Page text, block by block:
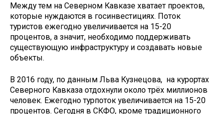
Между тем на Северном Кавказе хватает проектов,
которые нуждаются в госинвестициях. Поток
туристов ежегодно увеличивается на 15-20
процентов, а значит, необходимо поддерживать
существующую инфраструктуру и создавать новые
объекты.
В 2016 году, по данным Льва Кузнецова, на курортах
Северного Кавказа отдохнули около трёх миллионов
человек. Ежегодно турпоток увеличивается на 15-20
процентов. Сегодня в СКФО, кроме традиционного